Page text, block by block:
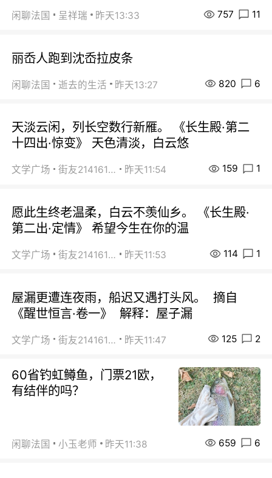
闲聊法国 呈祥瑞 昨天13:33 757 11
丽岙人跑到沈岙拉皮条
闲聊法国 逝去的生活 昨天13:27 820 6
天淡云闲，列长空数行新雁。 《长生殿·第二
十四出·惊变》 天色清淡，白云悠
文学广场 街友21416156 昨天11:54 159 1
愿此生终老温柔，白云不羡仙乡。 《长生殿·
第二出·定情》 希望今生在你的温
文学广场 街友21416156 昨天11:53 114 1
屋漏更遭连夜雨，船迟又遇打头风。 摘自
《醒世恒言·卷一》 解释：屋子漏
文学广场 街友21416156 昨天11:47 125 2
60省钓虹鳟鱼，门票21欧，
有结伴的吗？
闲聊法国 小玉老师 昨天11:38 659 6